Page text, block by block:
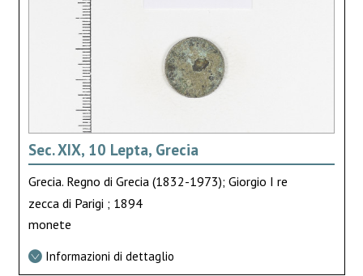
Sec. XIX, 10 Lepta, Grecia
Grecia. Regno di Grecia (1832-1973); Giorgio I re
zecca di Parigi ; 1894
monete
Informazioni di dettaglio